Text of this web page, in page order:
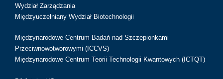
Wydział Zarządzania
Międzyuczelniany Wydział Biotechnologii
Międzynarodowe Centrum Badań nad Szczepionkami
Przeciwnowotworowymi (ICCVS)
Międzynarodowe Centrum Teorii Technologii Kwantowych (ICTQT)